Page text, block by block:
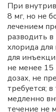
При
8 мг, но не
лечением
разводить
хлорида
для
не менее 15
дозах, не
требуется;
медленно
течение не